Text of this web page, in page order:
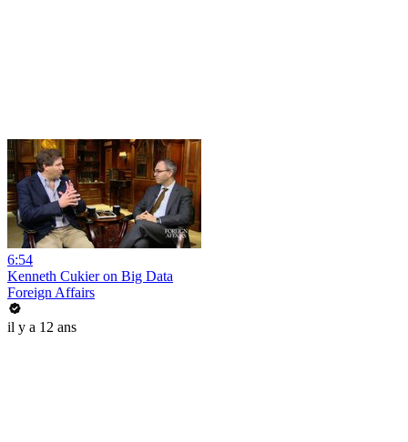
6:54
Kenneth Cukier on Big Data
Foreign Affairs
il y a 12 ans